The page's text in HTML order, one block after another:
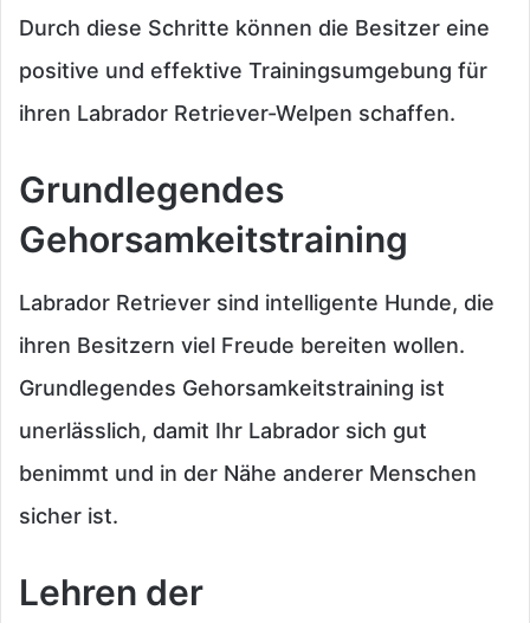
Durch diese Schritte können die Besitzer eine
positive und effektive Trainingsumgebung für
ihren Labrador Retriever-Welpen schaffen.
Grundlegendes
Gehorsamkeitstraining
Labrador Retriever sind intelligente Hunde, die
ihren Besitzern viel Freude bereiten wollen.
Grundlegendes Gehorsamkeitstraining ist
unerlässlich, damit Ihr Labrador sich gut
benimmt und in der Nähe anderer Menschen
sicher ist.
Lehren der